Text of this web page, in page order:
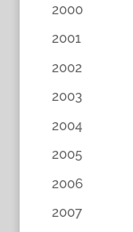
2000
2001
2002
2003
2004
2005
2006
2007